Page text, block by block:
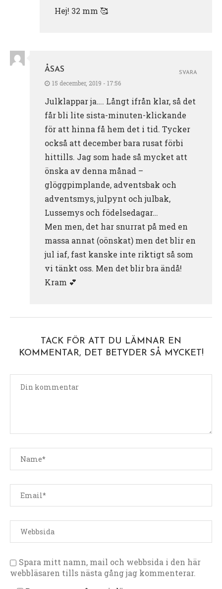
Hej! 32 mm 🥰
ÅSAS
15 december, 2019 - 17:56
Julklappar ja…. Långt ifrån klar, så det
får bli lite sista-minuten-klickande
för att hinna få hem det i tid. Tycker
också att december bara rusat förbi
hittills. Jag som hade så mycket att
önska av denna månad –
glöggpimplande, adventsbak och
adventsmys, julpynt och julbak,
Lussemys och födelsedagar…
Men men, det har snurrat på med en
massa annat (oönskat) men det blir en
jul iaf, fast kanske inte riktigt så som
vi tänkt oss. Men det blir bra ändå!
Kram 💕
SVARA
TACK FÖR ATT DU LÄMNAR EN
KOMMENTAR, DET BETYDER SÅ MYCKET!
Spara mitt namn, mail och webbsida i den här
webbläsaren tills nästa gång jag kommenterar.